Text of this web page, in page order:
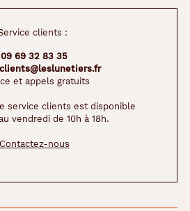
clients :
09 69 32 83 35
et appels gratuits
service clients est disponible
vendredi de 10h à 18h.
Contactez-nous